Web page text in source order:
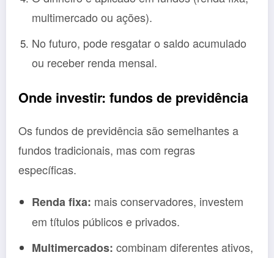
multimercado ou ações).
No futuro, pode resgatar o saldo acumulado
ou receber renda mensal.
Onde investir: fundos de previdência
Os fundos de previdência são semelhantes a
fundos tradicionais, mas com regras
específicas.
Renda fixa: mais conservadores, investem
em títulos públicos e privados.
Multimercados: combinam diferentes ativos,